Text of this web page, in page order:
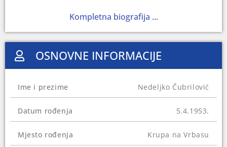
Radio je u preduzeću „Rudi Čajavec“ od 1980. do
1988. godine, a poslije postaje direktor javnog
komunalnog preduzeća u Banjoj Luci. Od 1996.
do 1998. je bio predsjednik Izvršnog odbora
Grada Banja Luka, a potom prelazi na mjesto
2006. je bio inženjer i direktor „NIS Prometa“.
Na izborima 2006. i 2010. godine osvaja mandate
u Narodnoj skupštini RS-a. Međutim, od mandata
je odustao nakon što je oba puta imenovan za
ministra saobraćaja i veza u Vladi RS.
Kompletna biografija ...
OSNOVNE INFORMACIJE
Ime i prezime Nedeljko Čubrilović
Datum rođenja 5.4.1953.
Mjesto rođenja Krupa na Vrbasu